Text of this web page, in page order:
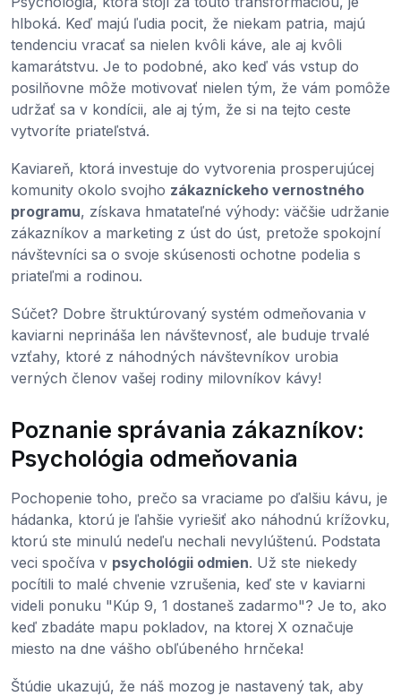
hlboká. Keď majú ľudia pocit, že niekam patria, majú
tendenciu vracať sa nielen kvôli káve, ale aj kvôli
kamarátstvu. Je to podobné, ako keď vás vstup do
posilňovne môže motivovať nielen tým, že vám pomôže
udržať sa v kondícii, ale aj tým, že si na tejto ceste
vytvoríte priateľstvá.
Kaviareň, ktorá investuje do vytvorenia prosperujúcej
komunity okolo svojho zákazníckeho vernostného
programu, získava hmatateľné výhody: väčšie udržanie
zákazníkov a marketing z úst do úst, pretože spokojní
návštevníci sa o svoje skúsenosti ochotne podelia s
priateľmi a rodinou.
Súčet? Dobre štruktúrovaný systém odmeňovania v
kaviarni neprináša len návštevnosť, ale buduje trvalé
vzťahy, ktoré z náhodných návštevníkov urobia
verných členov vašej rodiny milovníkov kávy!
Poznanie správania zákazníkov:
Psychológia odmeňovania
Pochopenie toho, prečo sa vraciame po ďalšiu kávu, je
hádanka, ktorú je ľahšie vyriešiť ako náhodnú krížovku,
ktorú ste minulú nedeľu nechali nevylúštenú. Podstata
veci spočíva v psychológii odmien. Už ste niekedy
pocítili to malé chvenie vzrušenia, keď ste v kaviarni
videli ponuku "Kúp 9, 1 dostaneš zadarmo"? Je to, ako
keď zbadáte mapu pokladov, na ktorej X označuje
miesto na dne vášho obľúbeného hrnčeka!
Štúdie ukazujú, že náš mozog je nastavený tak, aby